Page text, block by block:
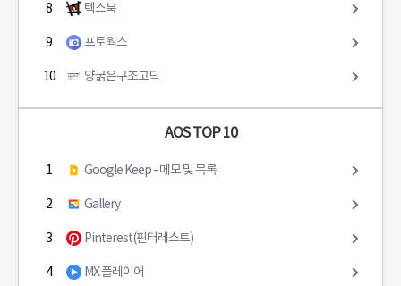
8 텍스북
9 포토웍스
10 양굵은구조고딕
AOS TOP 10
1 Google Keep - 메모 및 목록
2 Gallery
3 Pinterest(핀터레스트)
4 MX 플레이어